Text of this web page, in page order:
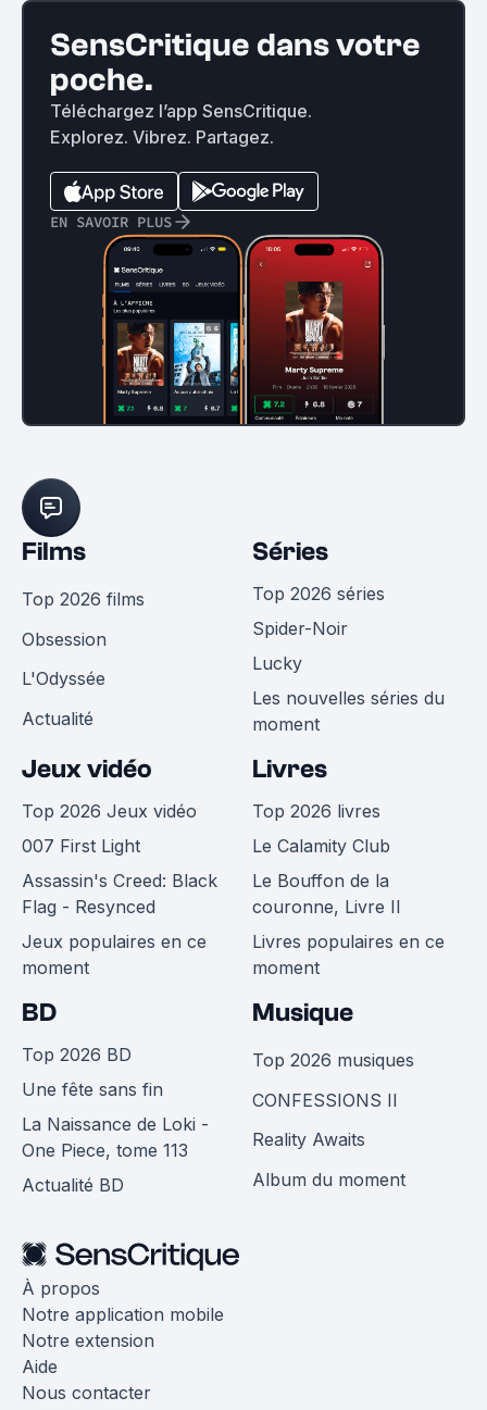
SensCritique dans votre
poche.
Téléchargez l’app SensCritique.
Explorez. Vibrez. Partagez.
EN SAVOIR PLUS
Films
Top 2026 films
Obsession
L'Odyssée
Actualité
Séries
Top 2026 séries
Spider-Noir
Lucky
Les nouvelles séries du
moment
Jeux vidéo
Top 2026 Jeux vidéo
007 First Light
Assassin's Creed: Black
Flag - Resynced
Jeux populaires en ce
moment
Livres
Top 2026 livres
Le Calamity Club
Le Bouffon de la
couronne, Livre II
Livres populaires en ce
moment
BD
Top 2026 BD
Une fête sans fin
La Naissance de Loki -
One Piece, tome 113
Actualité BD
Musique
Top 2026 musiques
CONFESSIONS II
Reality Awaits
Album du moment
À propos
Notre application mobile
Notre extension
Aide
Nous contacter